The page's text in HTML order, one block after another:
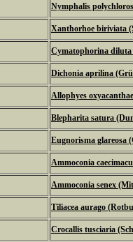
Nymphalis
Xanthorhoe biriviata
Cymatophorina
Dichonia aprilina
Allophyes
Blepharita satura
Eugnorisma glareosa
Ammoconia
Ammoconia senex
Tiliacea aurago
Crocallis tusciaria